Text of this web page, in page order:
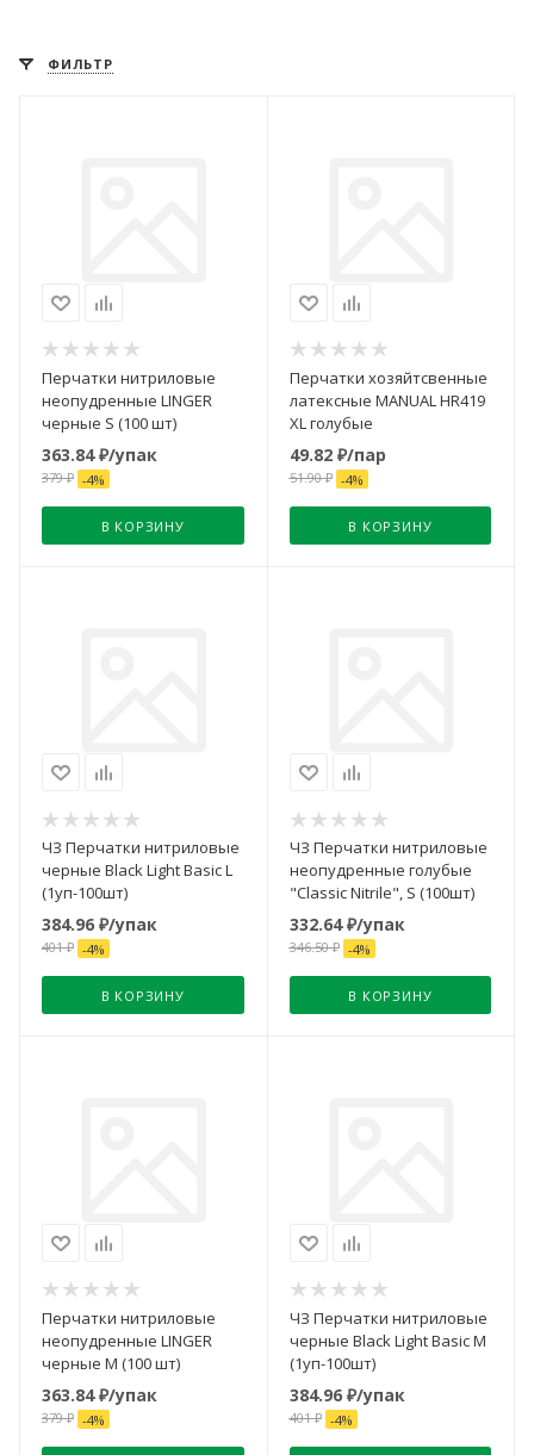
ФИЛЬТР
Перчатки нитриловые
неопудренные LINGER
черные S (100 шт)
363.84₽/упак
379₽ -4%
В КОРЗИНУ
Перчатки хозяйтсвенные
латексные MANUAL HR419
XL голубые
49.82₽/пар
51.90₽ -4%
В КОРЗИНУ
ЧЗ Перчатки нитриловые
черные Black Light Basic L
(1уп-100шт)
384.96 ₽/упак
401₽ -4%
В КОРЗИНУ
ЧЗ Перчатки нитриловые
неопудренные голубые
"Classic Nitrile", S (100шт)
332.64₽/упак
346.50₽ -4%
В КОРЗИНУ
Перчатки нитриловые
неопудренные LINGER
черные M (100 шт)
363.84₽/упак
379₽ -4%
ЧЗ Перчатки нитриловые
черные Black Light Basic M
(1уп-100шт)
384.96₽/упак
401₽ -4%